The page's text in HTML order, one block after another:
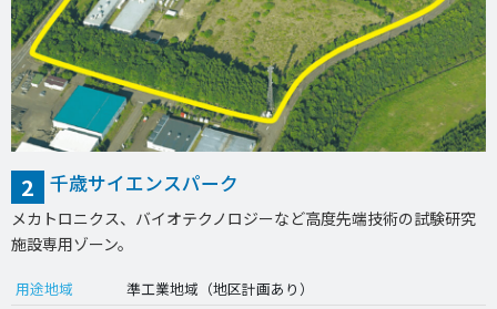
2 千歳サイエンスパーク
メカトロニクス、バイオテクノロジーなど高度先端技術の試験研究
施設専用ゾーン。
用途地域
準工業地域（地区計画あり）